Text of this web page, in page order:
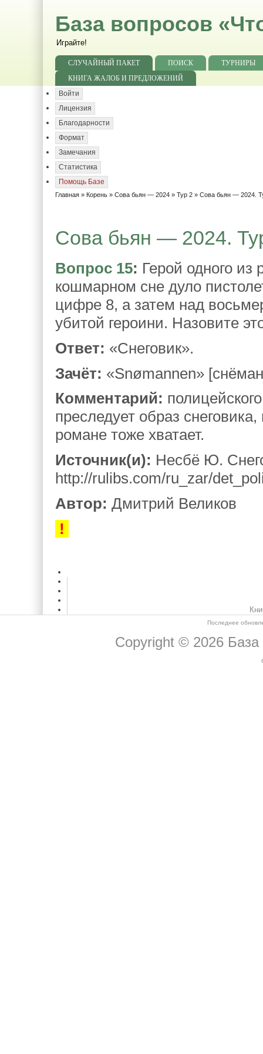
База вопросов
Играйте!
СЛУЧАЙНЫЙ ПАКЕТ ПОИСК
ТУРНИРЫ
КНИГА ЖАЛОБ И ПРЕДЛОЖЕНИЙ
Войти
Лицензия
Благодарности
Формат
Замечания
Статистика
Помощь Базе
Главная » Корень » Сова бьян — 2024 » Тур 2 » Сова бьян — 2024.
Сова бьян — 2024.
Вопрос 15: Герой одного из
кошмарном сне дуло
цифре 8, а затем над
убитой героини. Назовите
Ответ: «Снеговик».
Зачёт: «Snømannen»
Комментарий:
преследует образ
романе тоже хватает.
Источник(и): Несбё Ю.
http://rulibs.com/ru_zar/
Автор: Дмитрий Великов
!
Последнее
Copyright © 2026 База